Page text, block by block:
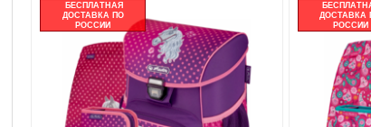
БЕСПЛАТНАЯ
ДОСТАВКА ПО
РОССИИ
ДОСТАВКА
РОССИИ